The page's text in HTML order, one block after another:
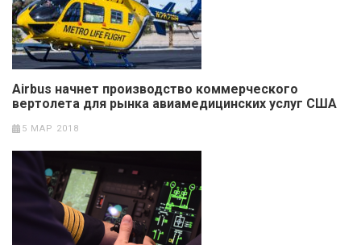
Airbus начнет производство коммерческого
вертолета для рынка авиамедицинских услуг США
5 МАР 2018